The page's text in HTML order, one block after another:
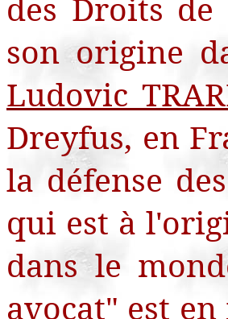
des Droits
son origine
Ludovic
Dreyfus, en
la défense
qui est à
dans le
avocat" est